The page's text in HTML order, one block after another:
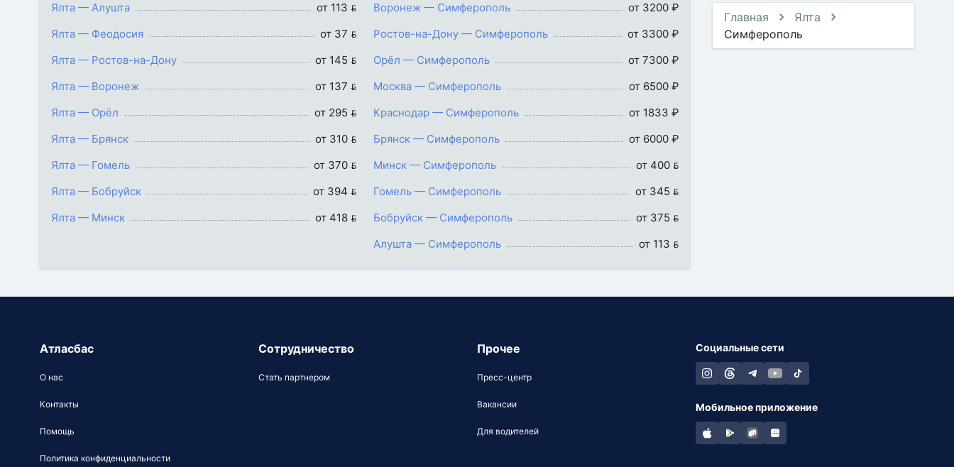
Ялта — Алушта
от 113 
Ялта — Феодосия
от 37 
Ялта — Ростов-на-Дону
от 145 
Ялта — Воронеж
от 137 
Ялта — Орёл
от 295 
Ялта — Брянск
от 310 
Ялта — Гомель
от 370 
Ялта — Бобруйск
от 394 
Ялта — Минск
от 418 
Воронеж — Симферополь
от 3200 ₽
Ростов-на-Дону — Симферополь
от 3300 ₽
Орёл — Симферополь
от 7300 ₽
Москва — Симферополь
от 6500 ₽
Краснодар — Симферополь
от 1833 ₽
Брянск — Симферополь
от 6000 ₽
Минск — Симферополь
от 400 
Гомель — Симферополь
от 345 
Бобруйск — Симферополь
от 375 
Алушта — Симферополь
от 113 
Главная
Ялта
Симферополь
Атласбас
О нас
Контакты
Помощь
Политика конфиденциальности
Сотрудничество
Стать партнером
Прочее
Пресс-центр
Вакансии
Для водителей
Социальные сети
Мобильное приложение